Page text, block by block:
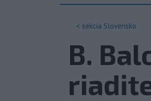
< sekcia Slovensko
B.